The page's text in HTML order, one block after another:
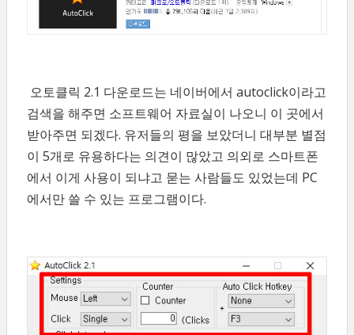
오토클릭 2.1 다운로드는 네이버에서 autoclick이라고
검색을 해주면 소프트웨어 자료실이 나오니 이 곳에서
받아주면 되겠다. 유저들의 평을 보았더니 대부분 별점
이 5개로 유용하다는 의견이 많았고 의외로 스마트폰
에서 이게 사용이 되냐고 묻는 사람들도 있었는데 PC
에서만 쓸 수 있는 프로그램이다.